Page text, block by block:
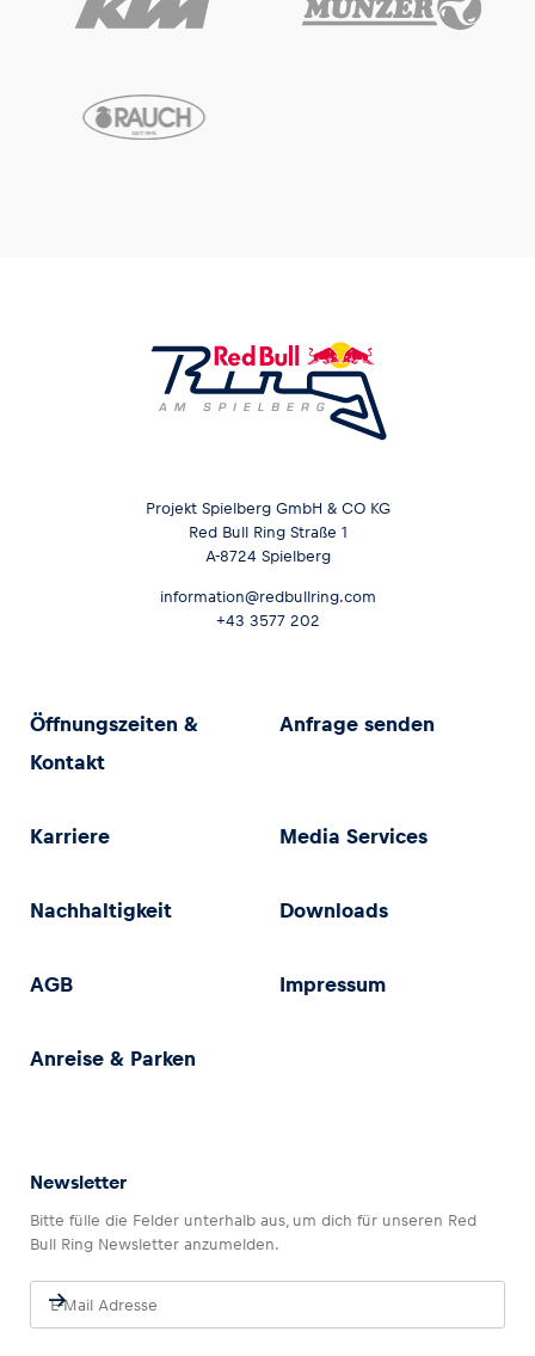
Projekt Spielberg GmbH & CO KG
Red Bull Ring Straße 1
A-8724 Spielberg
information@redbullring.com
+43 3577 202
Öffnungszeiten &
Kontakt
Anfrage senden
Karriere Media Services
Nachhaltigkeit Downloads
AGB Impressum
Anreise & Parken
Newsletter
Bitte fülle die Felder unterhalb aus, um dich für unseren Red
Bull Ring Newsletter anzumelden.